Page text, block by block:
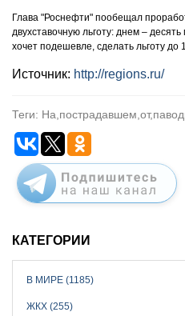
Глава "Роснефти" пообещал
двухставочную льготу: днем –
хочет подешевле, сделать льготу до
Источник: http://regions.ru/
Теги:
КАТЕГОРИИ
В МИРЕ (1185)
ЖКХ (255)